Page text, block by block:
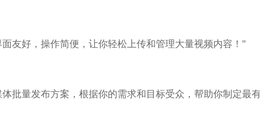
友好，操作简便，让你轻松上传和管理大量视频内容！"
批量发布方案，根据你的需求和目标受众，帮助你制定最